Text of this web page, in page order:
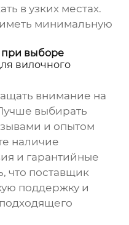
в узких местах.
минимальную
при выборе
вилочного
внимание на
выбирать
и опытом
наличие
и гарантийные
что поставщик
поддержку и